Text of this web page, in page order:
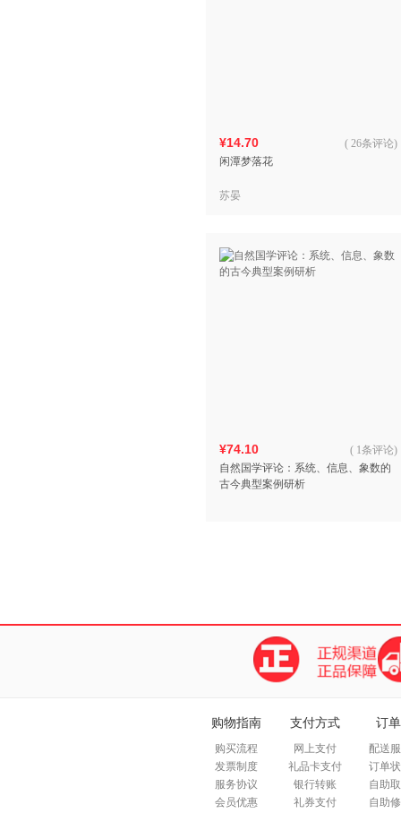
¥14.70
闲潭梦落花
( 26条评论)
苏晏
¥74.10
自然国学评论：系统、信息、象数的
古今典型案例研析
( 1条评论)
购物指南
购买流程
发票制度
服务协议
会员优惠
支付方式
网上支付
礼品卡支付
银行转账
礼券支付
订
配送
订单
自助
自助